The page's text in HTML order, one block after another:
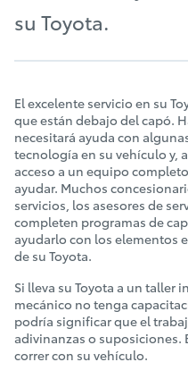
su Toyota.
El excelente servicio en su
que están debajo del capó.
necesitará ayuda con
tecnología en su vehículo y,
acceso a un equipo
ayudar. Muchos
servicios, los asesores de
completen programas de
ayudarlo con los elementos
de su Toyota.
Si lleva su Toyota a un taller
mecánico no tenga
podría significar que el
adivinanzas o suposiciones.
correr con su vehículo.